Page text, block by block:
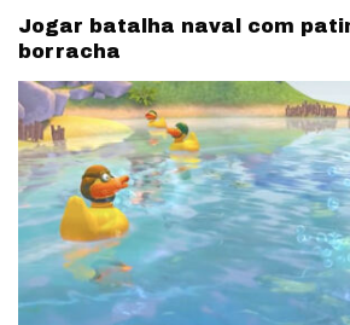
Jogar batalha naval com
borracha